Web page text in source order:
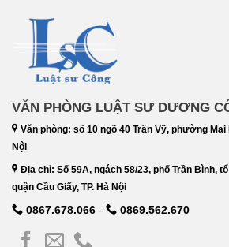
VĂN PHÒNG LUẬT SƯ DƯƠNG
Văn phòng: số 10 ngõ 40 Trần Vỹ, phường Mai
Nội
Địa chỉ: Số 59A, ngách 58/23, phố Trần Bình,
quận Cầu Giấy, TP. Hà Nội
0867.678.066 - 0869.562.670